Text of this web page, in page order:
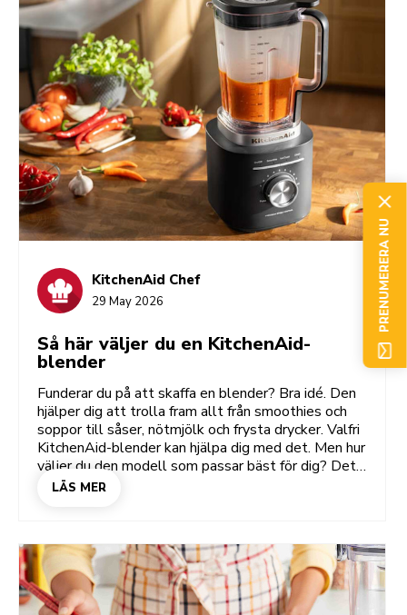
KitchenAid Chef
29 May 2026
Så här väljer du en KitchenAid-
blender
Funderar du på att skaffa en blender? Bra idé. Den
hjälper dig att trolla fram allt från smoothies och
soppor till såser, nötmjölk och frysta drycker. Valfri
KitchenAid-blender kan hjälpa dig med det. Men hur
väljer du den modell som passar bäst för dig? Det
beror på din livsstil: hur ofta du använder den, hur
Power, K400 Artisan och en personlig blender.
LÄS MER
PRENUMERERA NU